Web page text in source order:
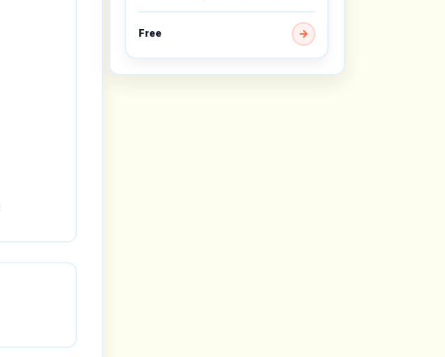
Free